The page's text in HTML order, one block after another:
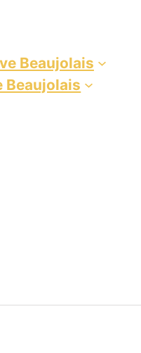
Beaujolais
Beaujolais